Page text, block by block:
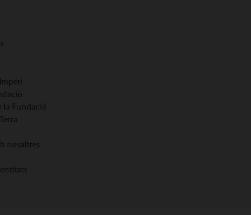
la Fundació
nosaltres